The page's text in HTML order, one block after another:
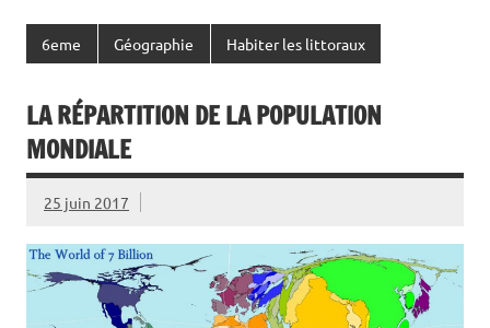
6eme Géographie Habiter les littoraux
LA RÉPARTITION DE LA POPULATION
MONDIALE
25 juin 2017